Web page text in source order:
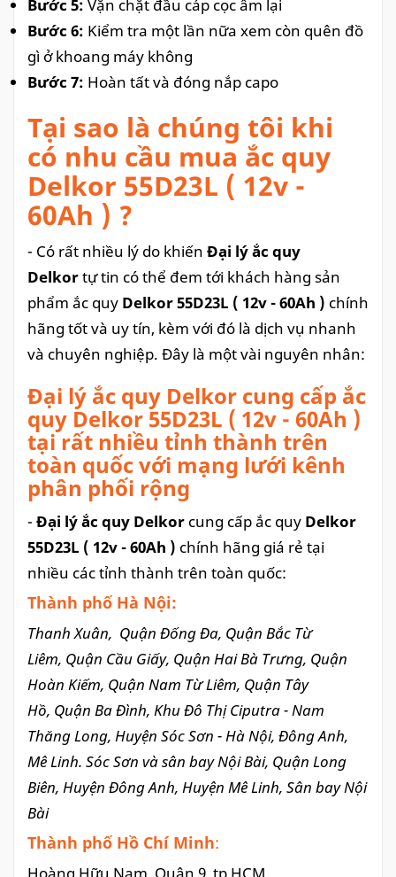
Bước 5: Vặn chặt đầu cáp cọc âm lại
Bước 6: Kiểm tra một lần nữa xem còn quên đồ
gì ở khoang máy không
Bước 7: Hoàn tất và đóng nắp capo
Tại sao là chúng tôi khi
có nhu cầu mua ắc quy
Delkor 55D23L ( 12v -
60Ah ) ?
- Có rất nhiều lý do khiến Đại lý ắc quy
Delkortự tin có thể đem tới khách hàng sản
phẩm ắc quy Delkor 55D23L ( 12v - 60Ah ) chính
hãng tốt và uy tín, kèm với đó là dịch vụ nhanh
và chuyên nghiệp. Đây là một vài nguyên nhân:
Đại lý ắc quy Delkor cung cấp ắc
quy Delkor 55D23L ( 12v - 60Ah )
tại rất nhiều tỉnh thành trên
toàn quốc với mạng lưới kênh
phân phối rộng
- Đại lý ắc quy Delkor cung cấp ắc quy Delkor
55D23L ( 12v - 60Ah ) chính hãng giá rẻ tại
nhiều các tỉnh thành trên toàn quốc:
Thành phố Hà Nội:
Thanh Xuân, Quận Đống Đa, Quận Bắc Từ
Liêm, Quận Cầu Giấy, Quận Hai Bà Trưng, Quận
Hoàn Kiếm, Quận Nam Từ Liêm, Quận Tây
Hồ, Quận Ba Đình, Khu Đô Thị Ciputra - Nam
Thăng Long, Huyện Sóc Sơn - Hà Nội, Đông Anh,
Mê Linh. Sóc Sơn và sân bay Nội Bài, Quận Long
Biên, Huyện Đông Anh, Huyện Mê Linh, Sân bay Nội
Bài
Thành phố Hồ Chí Minh: